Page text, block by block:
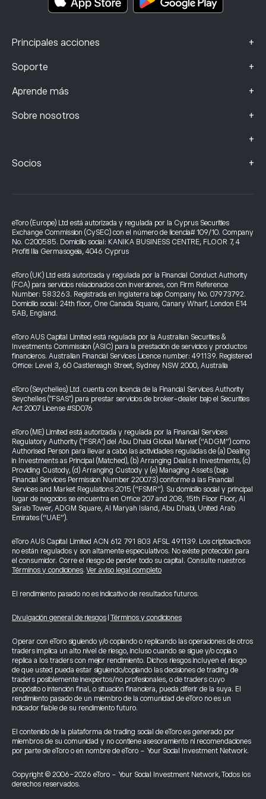
Principales acciones +
Soporte +
Aprende más +
Sobre nosotros +
+
Socios +
eToro (Europe) Ltd está autorizada y regulada por la Cyprus Securities
Exchange Commission (CySEC) con el número de licencia# 109/10. Company
No. C200585. Domicilio social: KANIKA BUSINESS CENTRE, FLOOR 7, 4
Profiti Ilia Germasogeia, 4046 Cyprus
eToro (UK) Ltd está autorizada y regulada por la Financial Conduct Authority
(FCA) para servicios relacionados con inversiones, con Firm Reference
Number: 583263. Registrada en Inglaterra bajo Company No. 07973792.
Domicilio social: 24th floor, One Canada Square, Canary Wharf, London E14
5AB, England.
eToro AUS Capital Limited está regulada por la Australian Securities &
Investments Commission (ASIC) para la prestación de servicios y productos
financieros. Australian Financial Services Licence number: 491139. Registered
Office: Level 3, 60 Castlereagh Street, Sydney NSW 2000, Australia
eToro (Seychelles) Ltd. cuenta con licencia de la Financial Services Authority
Seychelles ("FSAS") para prestar servicios de broker-dealer bajo el Securities
Act 2007 License #SD076
eToro (ME) Limited está autorizada y regulada por la Financial Services
Regulatory Authority ("FSRA") del Abu Dhabi Global Market (“ADGM”) como
Authorised Person para llevar a cabo las actividades reguladas de (a) Dealing
in Investments as Principal (Matched), (b) Arranging Deals in Investments, (c)
Providing Custody, (d) Arranging Custody y (e) Managing Assets (bajo
Financial Services Permission Number 220073) conforme a las Financial
Services and Market Regulations 2015 (“FSMR”). Su domicilio social y principal
lugar de negocios se encuentra en Office 207 and 208, 15th Floor Floor, Al
Sarab Tower, ADGM Square, Al Maryah Island, Abu Dhabi, United Arab
Emirates (“UAE”).
eToro AUS Capital Limited ACN 612 791 803 AFSL 491139. Los criptoactivos
no están regulados y son altamente especulativos. No existe protección para
el consumidor. Corre el riesgo de perder todo su capital. Consulte nuestros
Términos y condiciones.Ver aviso legal completo
El rendimiento pasado no es indicativo de resultados futuros.
Divulgación general de riesgos Términos y condiciones
Operar con eToro siguiendo y/o copiando o replicando las operaciones de otros
traders implica un alto nivel de riesgo, incluso cuando se sigue y/o copia o
replica a los traders con mejor rendimiento. Dichos riesgos incluyen el riesgo
de que usted pueda estar siguiendo/copiando las decisiones de trading de
traders posiblemente inexpertos/no profesionales, o de traders cuyo
propósito o intención final, o situación financiera, pueda diferir de la suya. El
rendimiento pasado de un miembro de la comunidad de eToro no es un
indicador fiable de su rendimiento futuro.
El contenido de la plataforma de trading social de eToro es generado por
miembros de su comunidad y no contiene asesoramiento ni recomendaciones
por parte de eToro o en nombre de eToro - Your Social Investment Network.
Copyright © 2006-2026 eToro - Your Social Investment Network, Todos los
derechos reservados.